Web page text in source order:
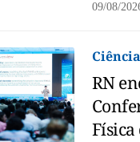
09/08/
Ciência
RN
Física